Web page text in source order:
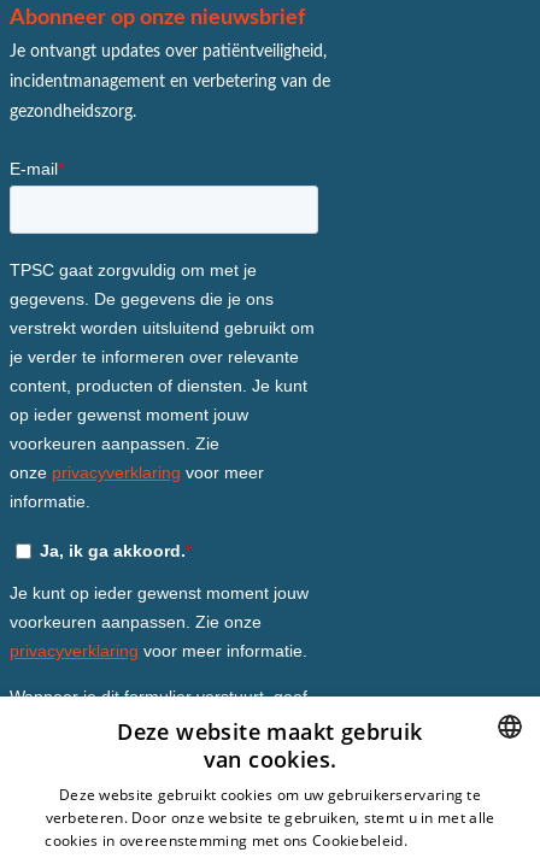
Abonneer op onze nieuwsbrief
Je ontvangt updates over patiëntveiligheid,
incidentmanagement en verbetering van de
gezondheidszorg.
DUTCH
Deze website maakt gebruik
van cookies.
Deze website gebruikt cookies om uw gebruikerservaring te
verbeteren. Door onze website te gebruiken, stemt u in met alle
cookies in overeenstemming met ons Cookiebeleid.